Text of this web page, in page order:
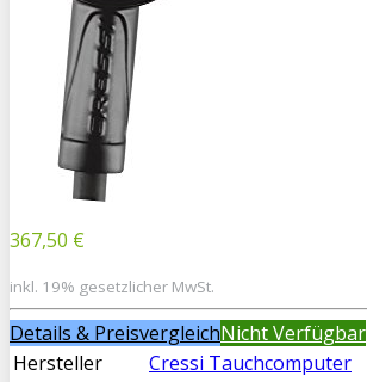
367,50 €
inkl. 19% gesetzlicher MwSt.
Details & PreisvergleichNicht Verfügbar
Hersteller
Cressi Tauchcomputer